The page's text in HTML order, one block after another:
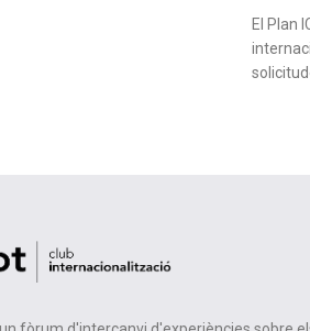
El Plan